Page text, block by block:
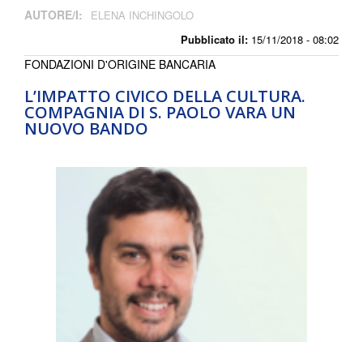
Pubblicato il: 15/11/2018 - 08:02
AUTORE/I: ELENA INCHINGOLO
L’IMPATTO CIVICO DELLA CULTURA.
COMPAGNIA DI S. PAOLO VARA UN
NUOVO BANDO
FONDAZIONI D'ORIGINE BANCARIA